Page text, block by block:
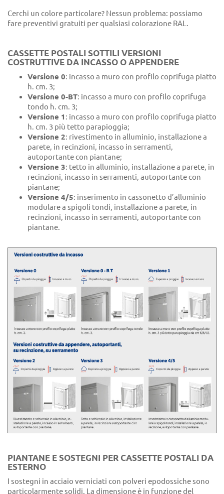
Cerchi un colore particolare? Nessun problema: possiamo
fare preventivi gratuiti per qualsiasi colorazione RAL.
CASSETTE POSTALI SOTTILI VERSIONI
COSTRUTTIVE DA INCASSO O APPENDERE
Versione 0: incasso a muro con profilo coprifuga piatto
h. cm. 3;
Versione 0-BT: incasso a muro con profilo coprifuga
tondo h. cm. 3;
Versione 1 : incasso a muro con profilo coprifuga piatto
h. cm. 3 più tetto parapioggia;
Versione 2: rivestimento in alluminio, installazione a
parete, in recinzioni, incasso in serramenti,
autoportante con piantane;
Versione 3: tetto in alluminio, installazione a parete, in
recinzioni, incasso in serramenti, autoportante con
piantane;
Versione 4/5: inserimento in cassonetto d’alluminio
modulare a spigoli tondi, installazione a parete, in
recinzioni, incasso in serramenti, autoportante con
piantane.
PIANTANE E SOSTEGNI PER CASSETTE POSTALI DA
ESTERNO
I sostegni in acciaio verniciati con polveri epodossiche sono
particolarmente solidi. La dimensione è in funzione del